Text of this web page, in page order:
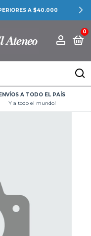
A $40.000
0
A TODO EL PAÍS
Y a todo el mundo!